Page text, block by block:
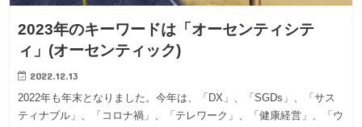
2023年のキーワードは「オーセンティシテ
ィ」(オーセンティック)
2022.12.13
2022年も年末となりました。今年は、「DX」、「SGDs」、「サス
ティナブル」、「コロナ禍」、「テレワーク」、「健康経営」、「ウ